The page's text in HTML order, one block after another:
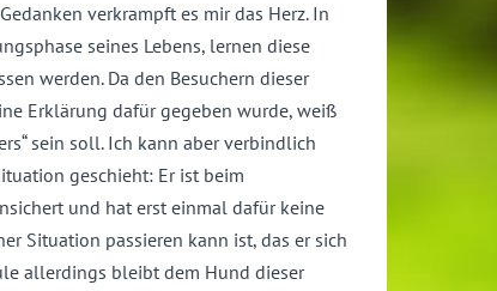
verkrampft es mir das Herz. In
seines Lebens, lernen diese
werden. Da den Besuchern dieser
Erklärung dafür gegeben wurde, weiß
sein soll. Ich kann aber verbindlich
geschieht: Er ist beim
und hat erst einmal dafür keine
Situation passieren kann ist, das er sich
allerdings bleibt dem Hund dieser